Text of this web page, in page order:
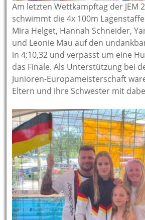
Am letzten Wettkampftag der JEM
schwimmt die 4x 100m
Mira Helget, Hannah Schneider,
und Leonie Mau auf den
in 4:10,32 und verpasst um eine
das Finale. Als Unterstützung bei
Junioren-Europameisterschaft
Eltern und ihre Schwester mit